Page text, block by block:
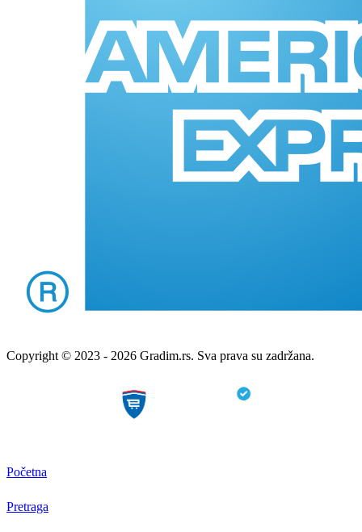
Copyright © 2023 - 2026 Gradim.rs. Sva prava su zadržana.
Početna
Pretraga